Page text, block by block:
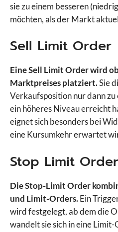
sie zu einem besseren
möchten, als der Markt
Sell Limit Order
Eine Sell Limit Order wird
Marktpreises platziert.Sie
Verkaufsposition nur dann
ein höheres Niveau erreicht
eignet sich besonders bei
eine Kursumkehr erwartet
Stop Limit Order
Die Stop-Limit Order
und Limit-Orders.Ein
wird festgelegt, ab dem die
wandelt sie sich in eine